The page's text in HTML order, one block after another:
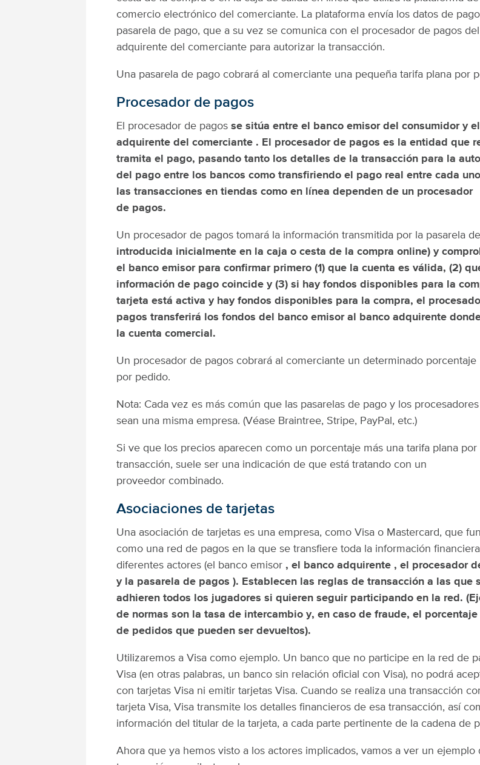
comercio electrónico del comerciante. La plataforma envía los datos de
pasarela de pago, que a su vez se comunica con el procesador de pagos
adquirente del comerciante para autorizar la transacción.
Una pasarela de pago cobrará al comerciante una pequeña tarifa plana por
Procesador de pagos
El procesador de pagos se sitúa entre el banco emisor del consumidor y
adquirente del comerciante . El procesador de pagos es la entidad que
tramita el pago, pasando tanto los detalles de la transacción para la
del pago entre los bancos como transfiriendo el pago real entre cada
las transacciones en tiendas como en línea dependen de un procesador
de pagos.
Un procesador de pagos tomará la información transmitida por la pasarela
introducida inicialmente en la caja o cesta de la compra online) y
el banco emisor para confirmar primero (1) que la cuenta es válida, (2)
información de pago coincide y (3) si hay fondos disponibles para la
tarjeta está activa y hay fondos disponibles para la compra, el
pagos transferirá los fondos del banco emisor al banco adquirente
la cuenta comercial.
Un procesador de pagos cobrará al comerciante un determinado porcentaje
por pedido.
Nota: Cada vez es más común que las pasarelas de pago y los
sean una misma empresa. (Véase Braintree, Stripe, PayPal, etc.)
Si ve que los precios aparecen como un porcentaje más una tarifa plana por
transacción, suele ser una indicación de que está tratando con un
proveedor combinado.
Asociaciones de tarjetas
Una asociación de tarjetas es una empresa, como Visa o Mastercard, que
como una red de pagos en la que se transfiere toda la información
diferentes actores (el banco emisor , el banco adquirente , el procesador
y la pasarela de pagos ). Establecen las reglas de transacción a las que
adhieren todos los jugadores si quieren seguir participando en la red.
de normas son la tasa de intercambio y, en caso de fraude, el porcentaje
de pedidos que pueden ser devueltos).
Utilizaremos a Visa como ejemplo. Un banco que no participe en la red de
Visa (en otras palabras, un banco sin relación oficial con Visa), no podrá
con tarjetas Visa ni emitir tarjetas Visa. Cuando se realiza una transacción
tarjeta Visa, Visa transmite los detalles financieros de esa transacción, así
información del titular de la tarjeta, a cada parte pertinente de la cadena de
Ahora que ya hemos visto a los actores implicados, vamos a ver un ejemplo